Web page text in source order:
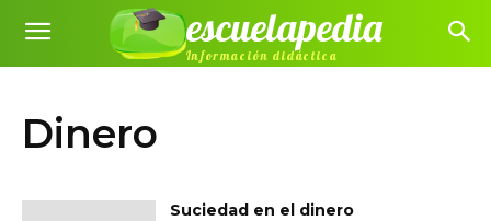
escuelapedia
Información didáctica
Dinero
Suciedad en el dinero